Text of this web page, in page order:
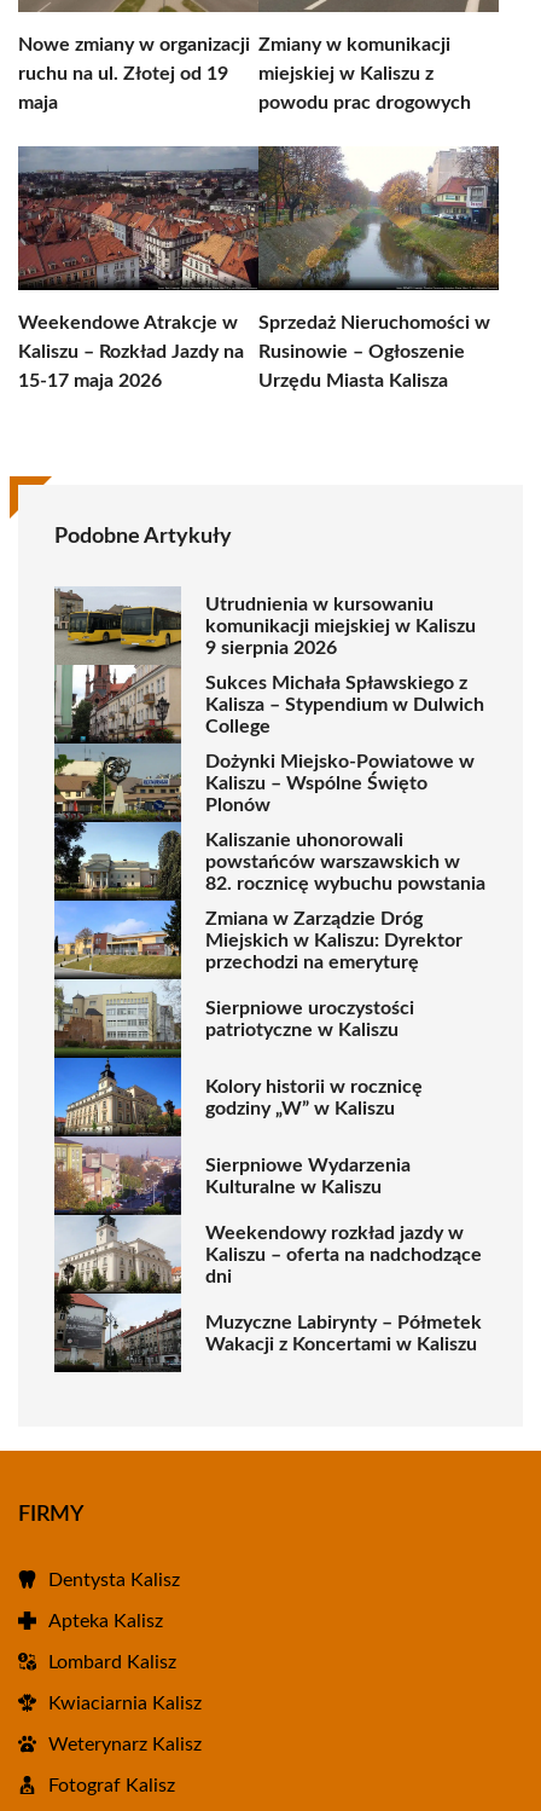
Nowe zmiany w organizacji
ruchu na ul. Złotej od 19
maja
Zmiany w komunikacji
miejskiej w Kaliszu z
powodu prac drogowych
Weekendowe Atrakcje w
Kaliszu – Rozkład Jazdy na
15-17 maja 2026
Sprzedaż Nieruchomości w
Rusinowie – Ogłoszenie
Urzędu Miasta Kalisza
Podobne Artykuły
Utrudnienia w kursowaniu
komunikacji miejskiej w Kaliszu
9 sierpnia 2026
Sukces Michała Spławskiego z
Kalisza – Stypendium w Dulwich
College
Dożynki Miejsko-Powiatowe w
Kaliszu – Wspólne Święto
Plonów
Kaliszanie uhonorowali
powstańców warszawskich w
82. rocznicę wybuchu powstania
Zmiana w Zarządzie Dróg
Miejskich w Kaliszu: Dyrektor
przechodzi na emeryturę
Sierpniowe uroczystości
patriotyczne w Kaliszu
Kolory historii w rocznicę
godziny „W” w Kaliszu
Sierpniowe Wydarzenia
Kulturalne w Kaliszu
Weekendowy rozkład jazdy w
Kaliszu – oferta na nadchodzące
dni
Muzyczne Labirynty – Półmetek
Wakacji z Koncertami w Kaliszu
FIRMY
Dentysta Kalisz
Apteka Kalisz
Lombard Kalisz
Kwiaciarnia Kalisz
Weterynarz Kalisz
Fotograf Kalisz